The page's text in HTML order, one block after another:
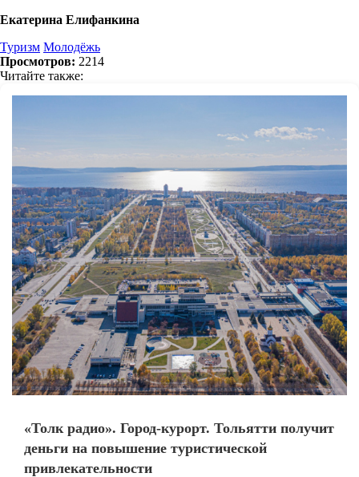
Екатерина Елифанкина
Туризм Молодёжь
Просмотров: 2214
Читайте также:
«Толк радио». Город-курорт. Тольятти получит
деньги на повышение туристической
привлекательности